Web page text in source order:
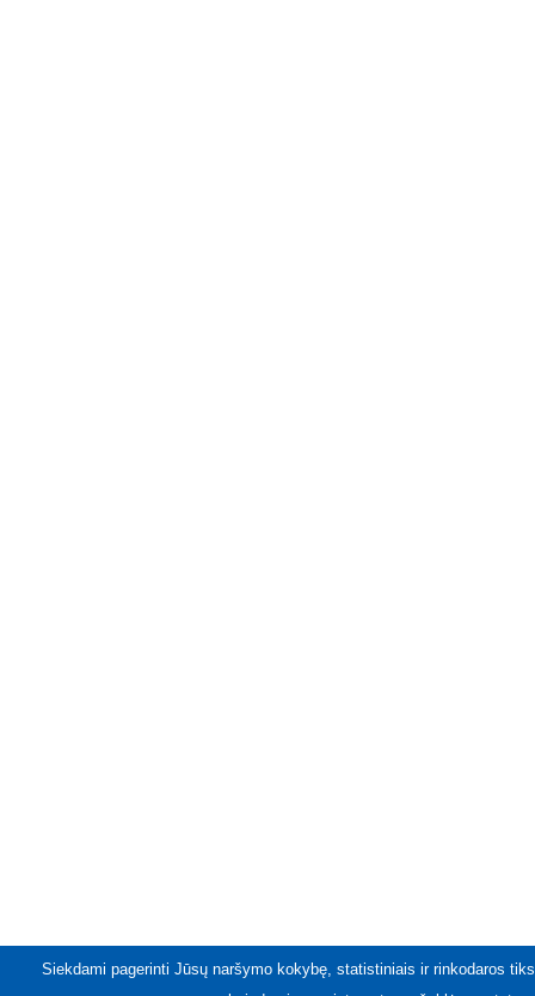
Siekdami pagerinti Jūsų naršymo kokybę, statistiniais ir rinkodaros